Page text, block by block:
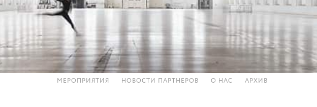
МЕРОПРИЯТИЯ НОВОСТИ ПАРТНЕРОВ О НАС АРХИВ